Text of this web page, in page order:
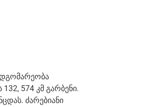
574 კმ გარბენი.
ძარებიანი